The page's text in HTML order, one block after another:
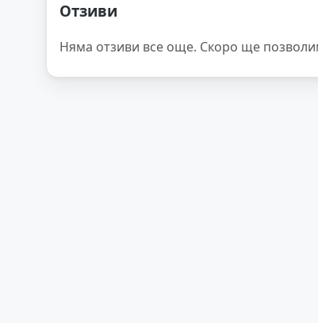
Отзиви
Няма отзиви все още. Скоро ще